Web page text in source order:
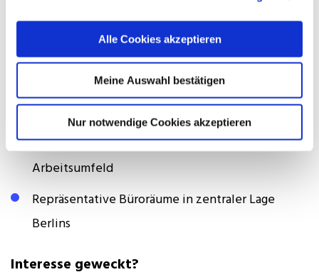
Alle Cookies akzeptieren
Meine Auswahl bestätigen
Nur notwendige Cookies akzeptieren
Hochmoderne technische Infrastruktur und
digitale Arbeitsprozesse
Möglichkeit, den Ausbau des Real-Estate-
Schwerpunkts aktiv mitzugestalten
Kollegiales, wertschätzendes und professionelles
Arbeitsumfeld
Repräsentative Büroräume in zentraler Lage
Berlins
Interesse geweckt?